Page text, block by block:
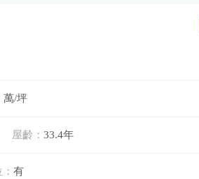
萬/坪
屋齡： 33.4年
有